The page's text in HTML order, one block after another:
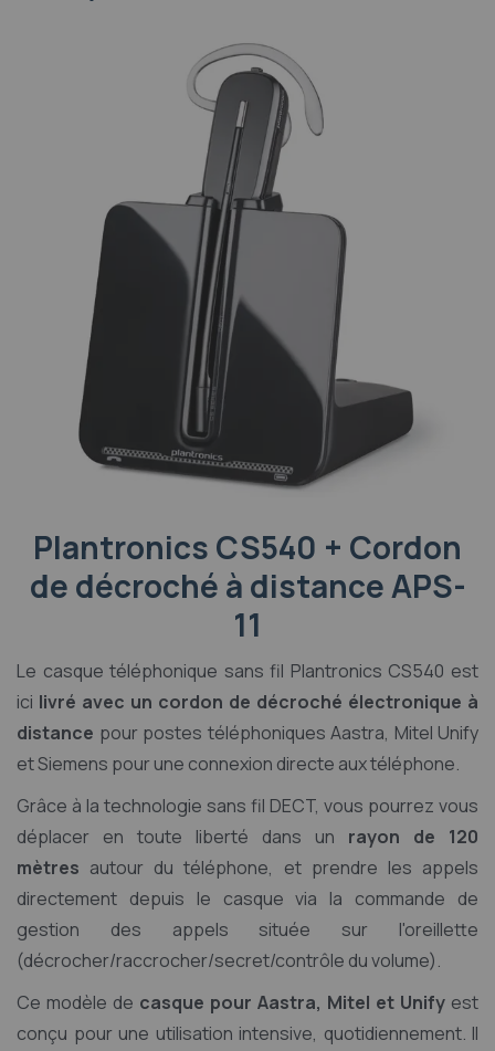
Plantronics CS540 + Cordon
de décroché à distance APS-
11
Le casque téléphonique sans fil Plantronics CS540 est
ici livré avec un cordon de décroché électronique à
distance pour postes téléphoniques Aastra, Mitel Unify
et Siemens pour une connexion directe aux téléphone.
Grâce à la technologie sans fil DECT, vous pourrez vous
déplacer en toute liberté dans un rayon de 120
mètres autour du téléphone, et prendre les appels
directement depuis le casque via la commande de
gestion des appels située sur l'oreillette
(décrocher/raccrocher/secret/contrôle du volume).
Ce modèle de casque pour Aastra, Mitel et Unify est
conçu pour une utilisation intensive, quotidiennement. Il